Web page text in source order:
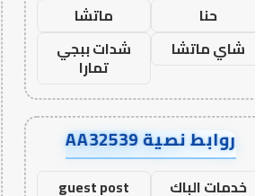
حنا
ماتشا
شاي ماتشا
شدات ببجي
تمارا
روابط نصية AA32539
خدمات الباك guest post